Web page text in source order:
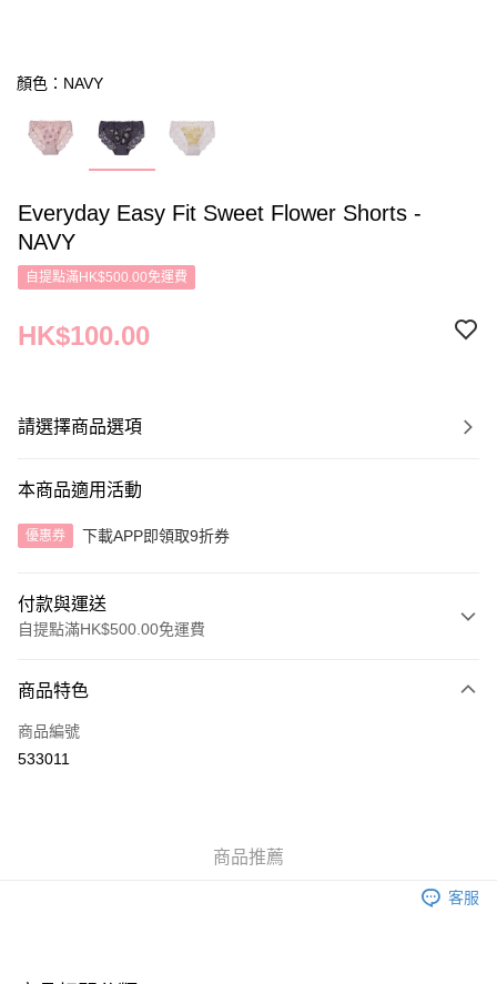
顏色：NAVY
Everyday Easy Fit Sweet Flower Shorts -
NAVY
自提點滿HK$500.00免運費
HK$100.00
請選擇商品選項
本商品適用活動
優惠券 下載APP即領取9折券
付款與運送
自提點滿HK$500.00免運費
信用卡
AlipayHK
每筆HK$40.00，滿HK$500.00或以上免運費
商品特色
商品編號
533011
商品推薦
客服